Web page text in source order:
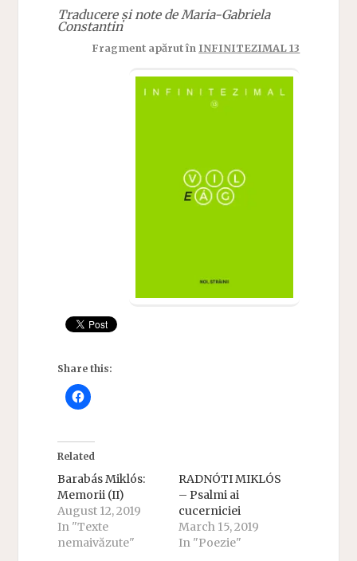
Traducere și note de Maria-Gabriela
Constantin
Fragment apărut în INFINITEZIMAL 13
Share this:
Related
Barabás Miklós:
Memorii (II)
August 12, 2019
In "Texte
nemaivăzute"
RADNÓTI MIKLÓS
– Psalmi ai
cucerniciei
March 15, 2019
In "Poezie"